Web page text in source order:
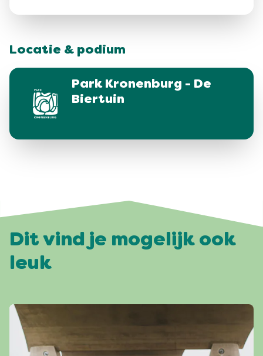
Locatie & podium
Park Kronenburg - De
Biertuin
Dit vind je mogelijk ook
leuk